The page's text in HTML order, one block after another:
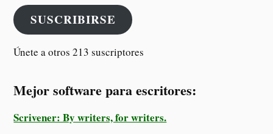
SUSCRIBIRSE
Únete a otros 213 suscriptores
Mejor software para escritores:
Scrivener: By writers, for writers.